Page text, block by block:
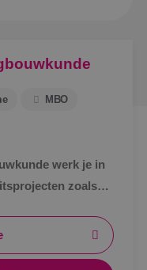
MBO
werk je in
zoals